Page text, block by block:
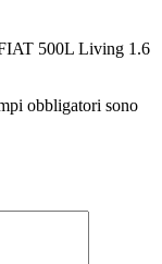
500L Living 1.6
obbligatori sono